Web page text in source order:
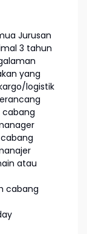
Jurusan
3 tahun
yang
logistik
atau
cabang